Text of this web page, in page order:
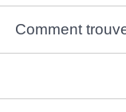
Comment